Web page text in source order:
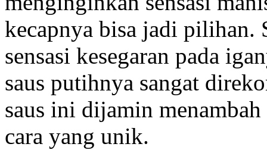
kecapnya bisa jadi pilihan.
sensasi kesegaran pada
saus putihnya sangat
saus ini dijamin
cara yang unik.